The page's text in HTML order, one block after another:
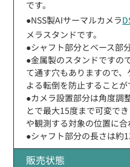
です。
●NSS製AIサーマルカメラ
メラスタンドです。
●シャフト部分とベース部
●金属製のスタンドですの
て通す穴もありますので
よる転倒を防止することが
●カメラ設置部分は角度調
とで最大15度まで可変で
や観測する対象の位置に合
●シャフト部分の長さは約
販売状態